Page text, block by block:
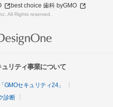
best choice 歯科 byGMO
All Rights reserved.
リティ事業について
セキュリティ24」
診断